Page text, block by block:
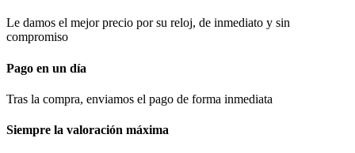
Le damos el mejor precio por su reloj, de inmediato y sin
compromiso
Pago en un día
Tras la compra, enviamos el pago de forma inmediata
Siempre la valoración máxima